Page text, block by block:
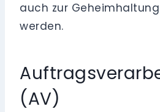
auch zur
werden.
(AV)